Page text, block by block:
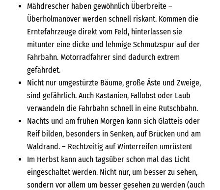
Mähdrescher haben gewöhnlich Überbreite –
Überholmanöver werden schnell riskant. Kommen die
Erntefahrzeuge direkt vom Feld, hinterlassen sie
mitunter eine dicke und lehmige Schmutzspur auf der
Fahrbahn. Motorradfahrer sind dadurch extrem
gefährdet.
Nicht nur umgestürzte Bäume, große Äste und Zweige,
sind gefährlich. Auch Kastanien, Fallobst oder Laub
verwandeln die Fahrbahn schnell in eine Rutschbahn.
Nachts und am frühen Morgen kann sich Glatteis oder
Reif bilden, besonders in Senken, auf Brücken und am
Waldrand. – Rechtzeitig auf Winterreifen umrüsten!
Im Herbst kann auch tagsüber schon mal das Licht
eingeschaltet werden. Nicht nur, um besser zu sehen,
sondern vor allem um besser gesehen zu werden (auch